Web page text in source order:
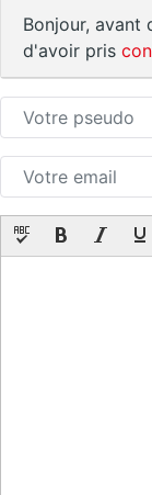
Bonjour, avant
d'avoir pris